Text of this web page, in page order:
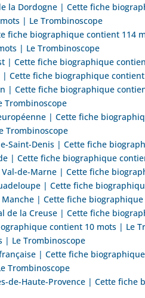
la Dordogne | Cette fiche
| Le Trombinoscope
fiche biographique contient 114
| Le Trombinoscope
| Cette fiche biographique
Cette fiche biographique
| Cette fiche biographique
Trombinoscope
| Cette fiche
Trombinoscope
Saint-Denis | Cette fiche
| Cette fiche biographique
de-Marne | Cette fiche
| Cette fiche
| Cette fiche
de la Creuse | Cette fiche
contient 10 mots | Le
| Le Trombinoscope
| Cette fiche
Trombinoscope
de-Haute-Provence | Cette